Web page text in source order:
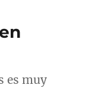
es muy